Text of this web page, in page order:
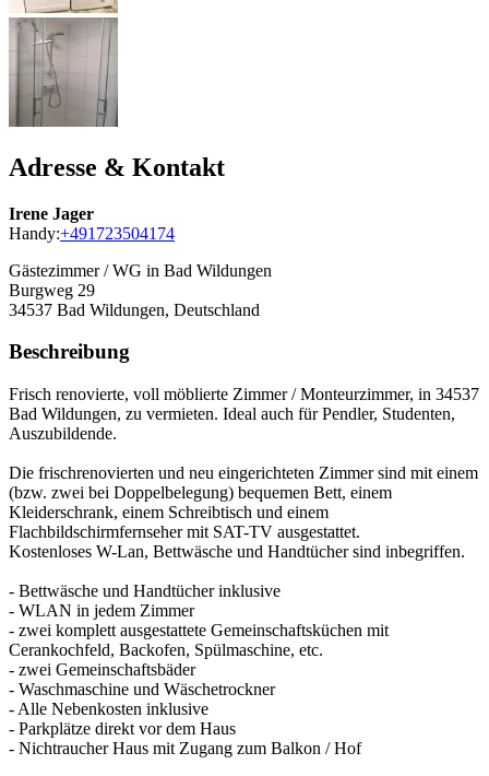
Adresse & Kontakt
Irene Jager
Handy:+491723504174
Gästezimmer / WG in Bad Wildungen
Burgweg 29
34537 Bad Wildungen, Deutschland
Beschreibung
Frisch renovierte, voll möblierte Zimmer / Monteurzimmer, in 34537
Bad Wildungen, zu vermieten. Ideal auch für Pendler, Studenten,
Auszubildende.
Die frischrenovierten und neu eingerichteten Zimmer sind mit einem
(bzw. zwei bei Doppelbelegung) bequemen Bett, einem
Kleiderschrank, einem Schreibtisch und einem
Flachbildschirmfernseher mit SAT-TV ausgestattet.
Kostenloses W-Lan, Bettwäsche und Handtücher sind inbegriffen.
- Bettwäsche und Handtücher inklusive
- WLAN in jedem Zimmer
- zwei komplett ausgestattete Gemeinschaftsküchen mit
Cerankochfeld, Backofen, Spülmaschine, etc.
- zwei Gemeinschaftsbäder
- Waschmaschine und Wäschetrockner
- Alle Nebenkosten inklusive
- Parkplätze direkt vor dem Haus
- Nichtraucher Haus mit Zugang zum Balkon / Hof